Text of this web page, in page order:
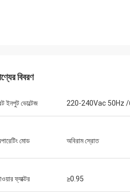
বিবরণ
ইনপুট ভোল্টেজ 220-240Vac 50Hz
মোড অবিরাম স্রোত
ফ্যাক্টর ≥0.95